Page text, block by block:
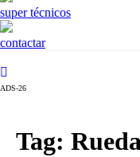
super técnicos
contactar
ADS-26
Tag: